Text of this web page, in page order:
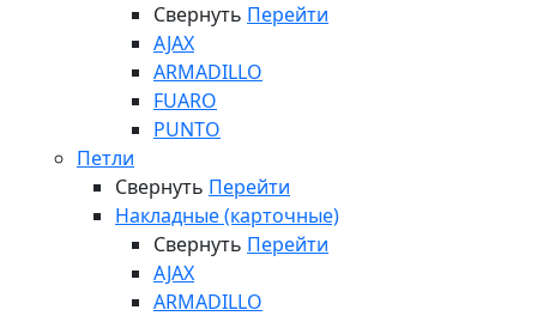
Свернуть Перейти
AJAX
ARMADILLO
FUARO
PUNTO
Петли
Свернуть Перейти
Накладные (карточные)
Свернуть Перейти
AJAX
ARMADILLO